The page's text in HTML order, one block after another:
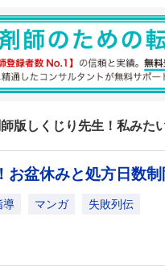
版しくじり先生！私みた
お盆休みと処方日数
導 マンガ 失敗列伝